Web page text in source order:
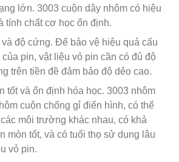
lớn. 3003 cuộn dây nhôm có hiệu
tính chất cơ học ổn định.
độ cứng. Để bảo vệ hiệu quả cấu
của pin, vật liệu vỏ pin cần có đủ độ
trên tiền đề đảm bảo độ dẻo cao.
tốt và ổn định hóa học. 3003 nhôm
cuộn chống gỉ điển hình, có thể
môi trường khác nhau, có khả
mòn tốt, và có tuổi thọ sử dụng lâu
vỏ pin.